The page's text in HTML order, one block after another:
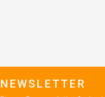
NEWSLETTER